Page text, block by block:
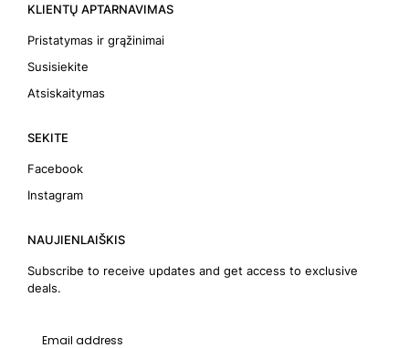
KLIENTŲ APTARNAVIMAS
Pristatymas ir grąžinimai
Susisiekite
Atsiskaitymas
SEKITE
Facebook
Instagram
NAUJIENLAIŠKIS
Subscribe to receive updates and get access to exclusive
deals.